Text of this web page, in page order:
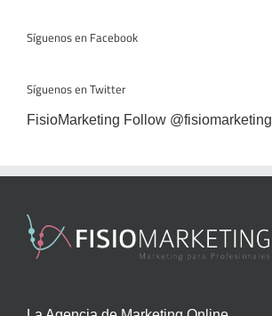
Síguenos en Facebook
Síguenos en Twitter
FisioMarketing Follow @fisiomarketing